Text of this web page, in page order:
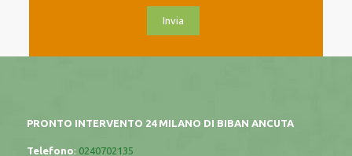
PRONTO INTERVENTO 24 MILANO DI BIBAN ANCUTA
Telefono: 0240702135